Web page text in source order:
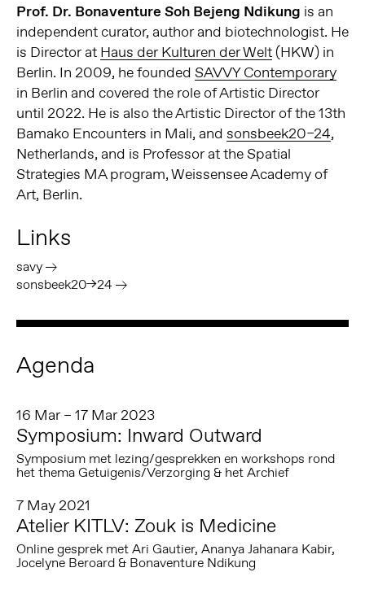
Prof. Dr. Bonaventure Soh Bejeng Ndikung is an
independent curator, author and biotechnologist. He
is Director at Haus der Kulturen der Welt(HKW) in
Berlin. In 2009, he founded SAVVY Contemporary
in Berlin and covered the role of Artistic Director
until 2022. He is also the Artistic Director of the 13th
Bamako Encounters in Mali, and sonsbeek20–24,
Netherlands, and is Professor at the Spatial
Strategies MA program, Weissensee Academy of
Art, Berlin.
Links
savy
sonsbeek20→24
Agenda
16 Mar – 17 Mar 2023
Symposium: Inward Outward
Symposium met lezing/gesprekken en workshops rond
het thema Getuigenis/Verzorging & het Archief
7 May 2021
Atelier KITLV: Zouk is Medicine
Online gesprek met Ari Gautier, Ananya Jahanara Kabir,
Jocelyne Beroard & Bonaventure Ndikung